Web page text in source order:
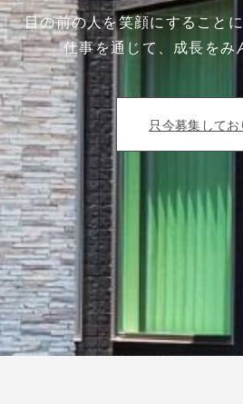
目の前の人を笑顔にすること
仕事を通じて、成長をみ
只今募集してお